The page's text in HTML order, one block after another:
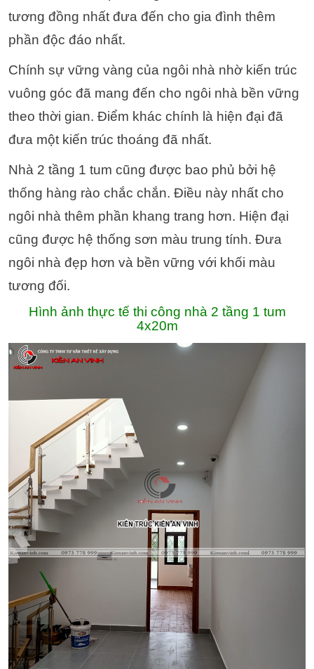
tương đồng nhất đưa đến cho gia đình thêm
phần độc đáo nhất.
Chính sự vững vàng của ngôi nhà nhờ kiến trúc
vuông góc đã mang đến cho ngôi nhà bền vững
theo thời gian. Điểm khác chính là hiện đại đã
đưa một kiến trúc thoáng đã nhất.
Nhà 2 tầng 1 tum cũng được bao phủ bởi hệ
thống hàng rào chắc chắn. Điều này nhất cho
ngôi nhà thêm phần khang trang hơn. Hiện đại
cũng được hệ thống sơn màu trung tính. Đưa
ngôi nhà đẹp hơn và bền vững với khối màu
tương đối.
Hình ảnh thực tế thi công nhà 2 tầng 1 tum
4x20m